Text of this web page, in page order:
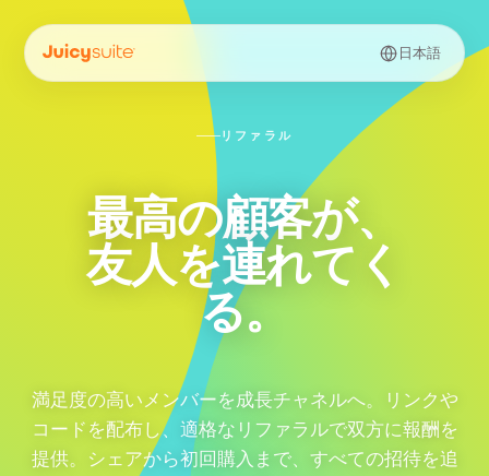
日本語
リファラル
最高の顧客が、
友人を連れてく
る。
満足度の高いメンバーを成長チャネルへ。リンクや
コードを配布し、適格なリファラルで双方に報酬を
提供。シェアから初回購入まで、すべての招待を追